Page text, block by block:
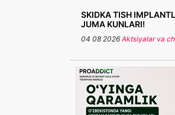
SKIDKA TISH
JUMA KUNLARI!
04 08 2026 Aktsiyalar va